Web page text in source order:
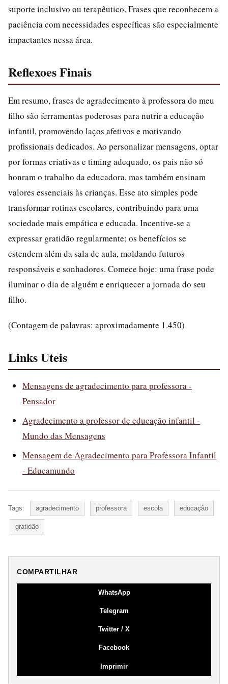
suporte inclusivo ou terapêutico. Frases que reconhecem a
paciência com necessidades específicas são especialmente
impactantes nessa área.
Reflexoes Finais
Em resumo, frases de agradecimento à professora do meu
filho são ferramentas poderosas para nutrir a educação
infantil, promovendo laços afetivos e motivando
profissionais dedicados. Ao personalizar mensagens, optar
por formas criativas e timing adequado, os pais não só
honram o trabalho da educadora, mas também ensinam
valores essenciais às crianças. Esse ato simples pode
transformar rotinas escolares, contribuindo para uma
sociedade mais empática e educada. Incentive-se a
expressar gratidão regularmente; os benefícios se
estendem além da sala de aula, moldando futuros
responsáveis e sonhadores. Comece hoje: uma frase pode
iluminar o dia de alguém e enriquecer a jornada do seu
filho.
(Contagem de palavras: aproximadamente 1.450)
Links Uteis
Mensagens de agradecimento para professora -
Pensador
Agradecimento a professor de educação infantil -
Mundo das Mensagens
Mensagem de Agradecimento para Professora Infantil
- Educamundo
Tags: agradecimento professora escola educação
gratidão
COMPARTILHAR
WhatsApp
Telegram
Twitter / X
Facebook
Imprimir